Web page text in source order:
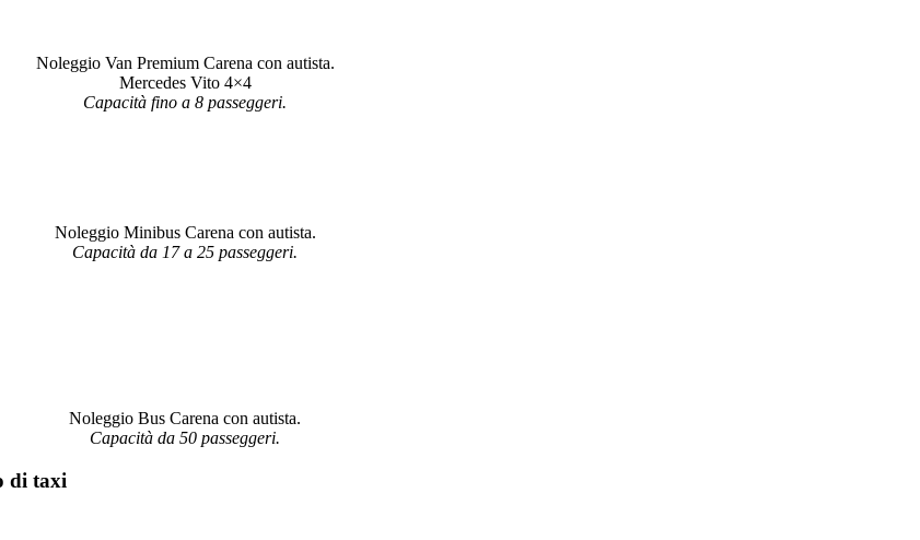
Noleggio Van Premium Carena con autista.
Mercedes Vito 4×4
Capacità fino a 8 passeggeri.
Noleggio Minibus Carena con autista.
Capacità da 17 a 25 passeggeri.
Noleggio Bus Carena con autista.
Capacità da 50 passeggeri.
di taxi